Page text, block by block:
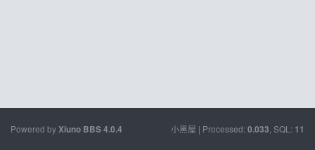
Powered byXiuno BBS4.0.4 小黑屋 | Processed: 0.033 , SQL: 11